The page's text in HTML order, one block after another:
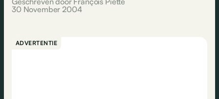
30 November 2004
ADVERTENTIE